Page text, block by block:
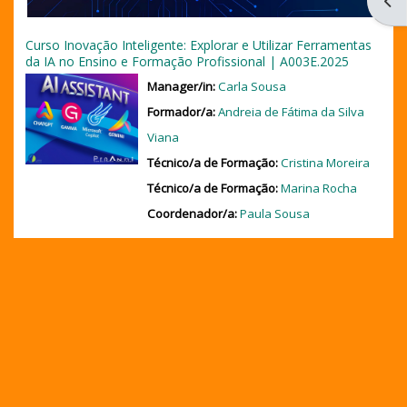
Curso Inovação Inteligente: Explorar e Utilizar Ferramentas
da IA no Ensino e Formação Profissional | A003E.2025
Manager/in:Carla Sousa
Formador/a:Andreia de Fátima da Silva
Viana
Técnico/a de Formação:Cristina Moreira
Técnico/a de Formação:Marina Rocha
Coordenador/a:Paula Sousa